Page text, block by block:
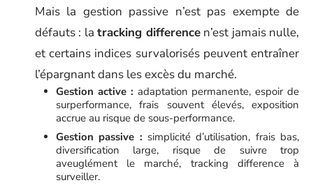
Mais la gestion passive n’est pas exempte de
défauts : latracking differencen’est jamais nulle,
et certains indices survalorisés peuvent entraîner
l’épargnant dans les excès du marché.
Gestion active : adaptation permanente, espoir de
surperformance, frais souvent élevés, exposition
accrue au risque de sous-performance.
Gestion passive : simplicité d’utilisation, frais bas,
diversification large, risque de suivre trop
aveuglément le marché, tracking difference à
surveiller.